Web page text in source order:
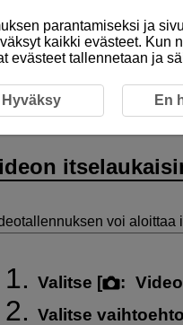
voi aloittaa
Valitse [ :
Valitse
parantamiseksi ja
kaikki evästeet. Kun
tallennetaan ja
Hyväksy En